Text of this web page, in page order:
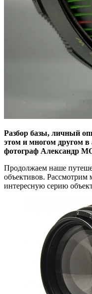
Разбор базы, личный
этом и многом другом в
фотограф Александр
Продолжаем наше
объективов. Рассмотрим
интересную серию